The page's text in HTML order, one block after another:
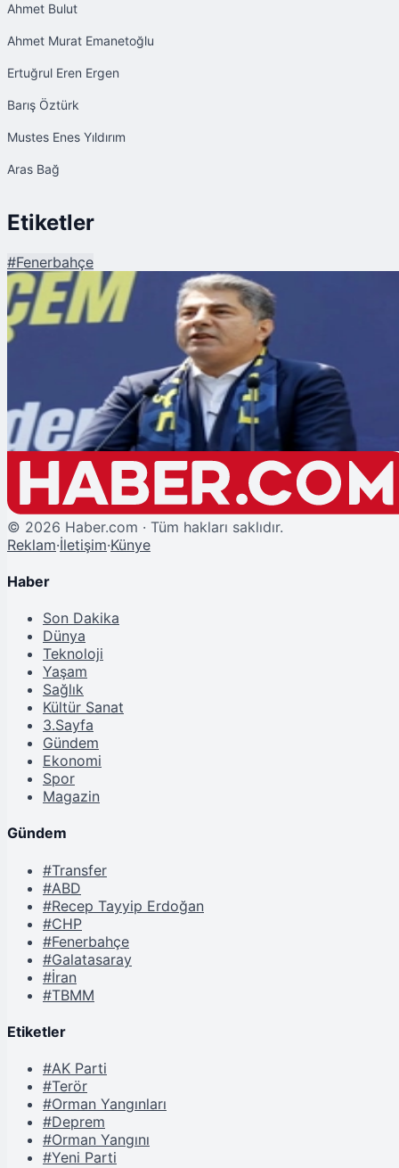
Ahmet Bulut
Ahmet Murat Emanetoğlu
Ertuğrul Eren Ergen
Barış Öztürk
Mustes Enes Yıldırım
Aras Bağ
Etiketler
#Fenerbahçe
Şu An Okunan
Fenerbahçe'de Hakan Safi'nin Yönetim Kurulu Listesi Belli Oldu
© 2026 Haber.com · Tüm hakları saklıdır.
Reklam·İletişim·Künye
Haber
Son Dakika
Dünya
Teknoloji
Yaşam
Sağlık
Kültür Sanat
3.Sayfa
Gündem
Ekonomi
Spor
Magazin
Gündem
#Transfer
#ABD
#Recep Tayyip Erdoğan
#CHP
#Fenerbahçe
#Galatasaray
#İran
#TBMM
Etiketler
#AK Parti
#Terör
#Orman Yangınları
#Deprem
#Orman Yangını
#Yeni Parti